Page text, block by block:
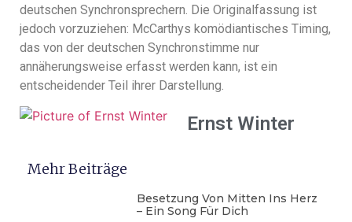
deutschen Synchronsprechern. Die Originalfassung ist
jedoch vorzuziehen: McCarthys komödiantisches Timing,
das von der deutschen Synchronstimme nur
annäherungsweise erfasst werden kann, ist ein
entscheidender Teil ihrer Darstellung.
Ernst Winter
Mehr Beiträge
Besetzung Von Mitten Ins Herz
– Ein Song Für Dich